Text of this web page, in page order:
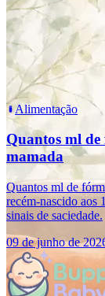
Alimentação
Quantos ml
mamada
Quantos ml de
recém-nascido aos
sinais de saciedade.
09 de junho de